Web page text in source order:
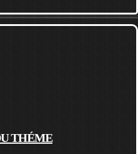
THÉME